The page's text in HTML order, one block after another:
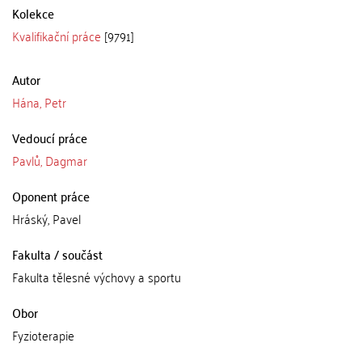
Kolekce
Kvalifikační práce [9791]
Autor
Hána, Petr
Vedoucí práce
Pavlů, Dagmar
Oponent práce
Hráský, Pavel
Fakulta / součást
Fakulta tělesné výchovy a sportu
Obor
Fyzioterapie